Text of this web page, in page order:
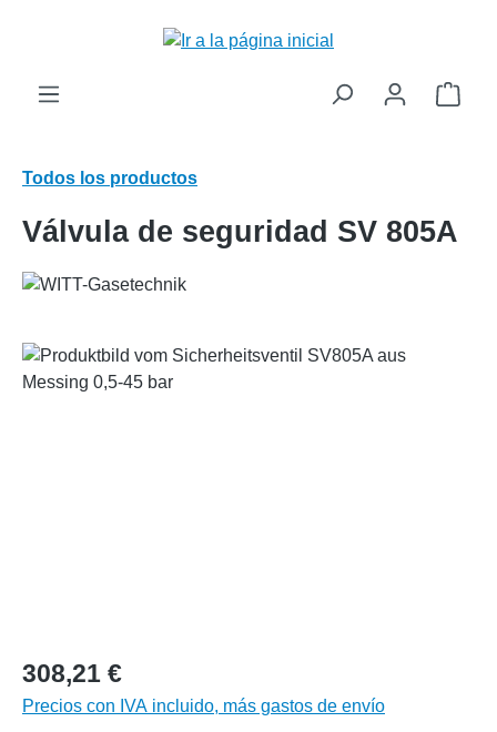
El
Todos los productos
Válvula de seguridad SV 805A
Omitir galería de imágenes
308,21 €
Precios con IVA incluido, más gastos de envío